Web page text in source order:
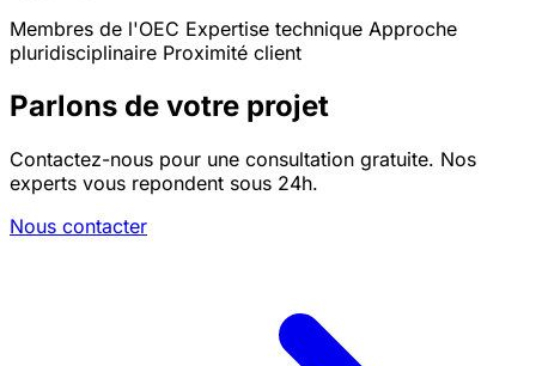
Membres de l'OEC Expertise technique Approche
pluridisciplinaire Proximité client
Parlons de votre projet
Contactez-nous pour une consultation gratuite. Nos
experts vous repondent sous 24h.
Nous contacter